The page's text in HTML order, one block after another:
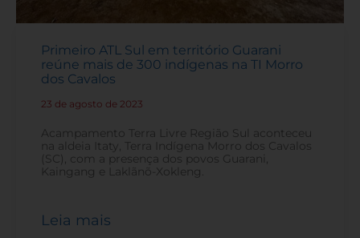
Primeiro ATL Sul em território Guarani
reúne mais de 300 indígenas na TI Morro
dos Cavalos
23 de agosto de 2023
Acampamento Terra Livre Região Sul aconteceu
na aldeia Itaty, Terra Indígena Morro dos Cavalos
(SC), com a presença dos povos Guarani,
Kaingang e Laklãnõ-Xokleng.
Leia mais